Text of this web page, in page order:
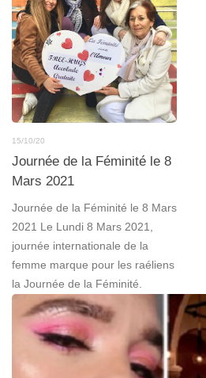
15/10/20
Journée de la Féminité le 8
Mars 2021
Journée de la Féminité le 8 Mars
2021 Le Lundi 8 Mars 2021,
journée internationale de la
femme marque pour les raéliens
la Journée de la Féminité.